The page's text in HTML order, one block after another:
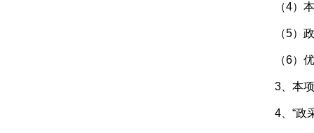
（4）本
（5）政
（6）优
3、本项
4、“政采